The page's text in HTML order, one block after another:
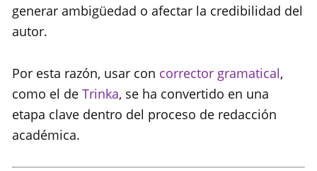
generar ambigüedad o afectar la credibilidad del
autor.
Por esta razón, usar con corrector gramatical,
como el de Trinka, se ha convertido en una
etapa clave dentro del proceso de redacción
académica.